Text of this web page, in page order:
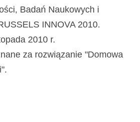
Badań Naukowych i
INNOVA 2010.
2010 r.
za rozwiązanie "Domowa